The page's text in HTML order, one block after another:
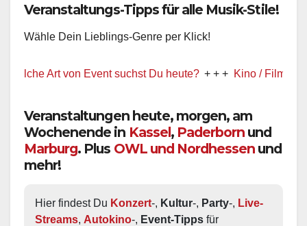
Veranstaltungs-Tipps für alle Musik-Stile!
Wähle Dein Lieblings-Genre per Klick!
Art von Event suchst Du heute? + + + Kino / Film + + +
Veranstaltungen heute, morgen, am
Wochenende in Kassel, Paderborn und
Marburg. Plus OWL und Nordhessen und
mehr!
Hier findest Du Konzert-, Kultur-, Party-, Live-
Streams, Autokino-, Event-Tipps